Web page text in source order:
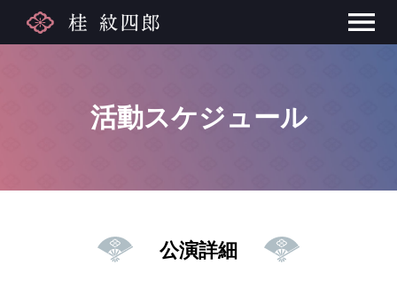
活動スケジュール
公演詳細